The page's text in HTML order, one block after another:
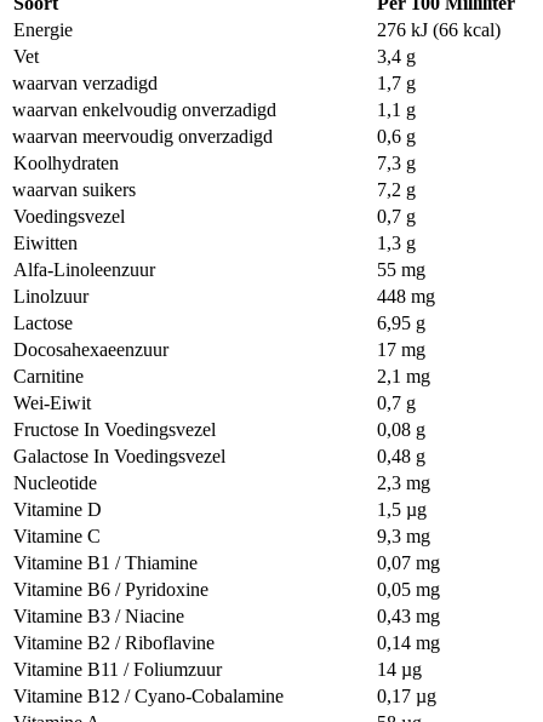
Energie
276 kJ (66 kcal)
Vet
3,4 g
waarvan verzadigd
1,7 g
waarvan enkelvoudig onverzadigd
1,1 g
waarvan meervoudig onverzadigd
0,6 g
Koolhydraten
7,3 g
waarvan suikers
7,2 g
Voedingsvezel
0,7 g
Eiwitten
1,3 g
Alfa-Linoleenzuur
55 mg
Linolzuur
448 mg
Lactose
6,95 g
Docosahexaeenzuur
17 mg
Carnitine
2,1 mg
Wei-Eiwit
0,7 g
Fructose In Voedingsvezel
0,08 g
Galactose In Voedingsvezel
0,48 g
Nucleotide
2,3 mg
Vitamine D
1,5 µg
Vitamine C
9,3 mg
Vitamine B1 / Thiamine
0,07 mg
Vitamine B6 / Pyridoxine
0,05 mg
Vitamine B3 / Niacine
0,43 mg
Vitamine B2 / Riboflavine
0,14 mg
Vitamine B11 / Foliumzuur
14 µg
Vitamine B12 / Cyano-Cobalamine
0,17 µg